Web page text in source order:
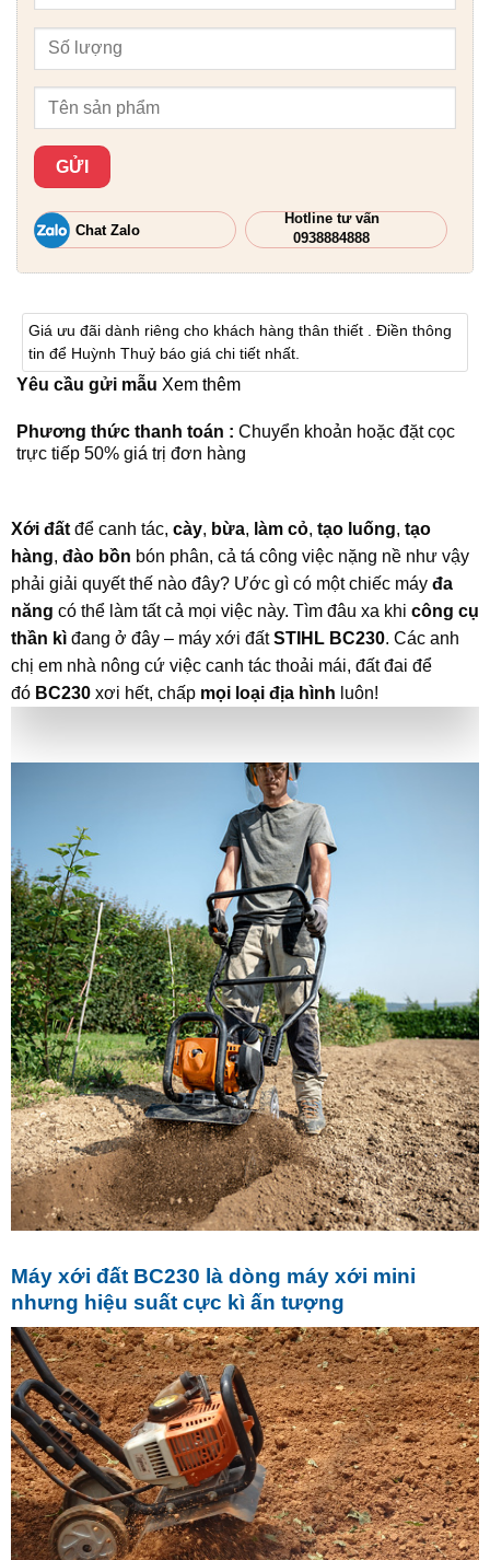
Chat Zalo
Hotline tư vấn
0938884888
Giá ưu đãi dành riêng cho khách hàng thân thiết . Điền thông
tin để Huỳnh Thuỷ báo giá chi tiết nhất.
Yêu cầu gửi mẫu Xem thêm
Phương thức thanh toán : Chuyển khoản hoặc đặt cọc
trực tiếp 50% giá trị đơn hàng
Xới đấtđể canh tác, cày, bừa, làm cỏ, tạo luống, tạo
hàng, đào bồn bón phân, cả tá công việc nặng nề như vậy
phải giải quyết thế nào đây? Ước gì có một chiếc máy đa
năng có thể làm tất cả mọi việc này. Tìm đâu xa khi công cụ
thần kìđang ở đây – máy xới đấtSTIHL BC230. Các anh
chị em nhà nông cứ việc canh tác thoải mái, đất đai để
đó BC230xơi hết, chấp mọi loại địa hình luôn!
Máy xới đất BC230 là dòng máy xới mini
nhưng hiệu suất cực kì ấn tượng